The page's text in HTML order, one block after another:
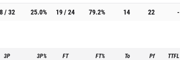
8 / 32 25.0% 19 / 24 79.2% 14 22 -
3P 3P% FT FT% To Pf TTFL